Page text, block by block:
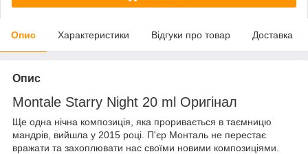
Опис Характеристики Відгуки про товар Доставка
Опис
Montale Starry Night 20 ml Оригінал
Ще одна нічна композиція, яка проривається в таємницю
мандрів, вийшла у 2015 році. П'єр Монталь не перестає
вражати та захоплювати нас своїми новими композиціями.